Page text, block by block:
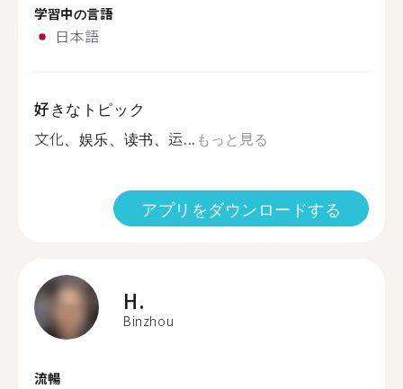
学習中の言語
日本語
好きなトピック
文化、娱乐、读书、运... もっと見る
アプリをダウンロードする
H.
Binzhou
流暢